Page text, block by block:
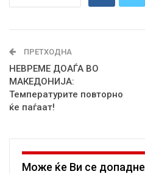
ПРЕТХОДНА
НЕВРЕМЕ ДОАЃА ВО
МАКЕДОНИЈА:
Температурите повторно
ќе паѓаат!
Може ќе Ви се допадне